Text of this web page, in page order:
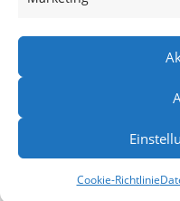
Cookie-Richtlinie